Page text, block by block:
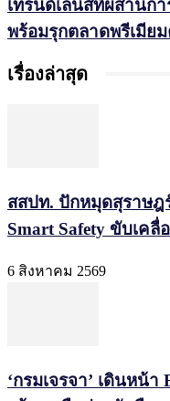
เทรนด์เลนส์ที่ผสานก
พร้อมรุกตลาดพรีเมีย
เรื่องล่าสุด
สสปท. ปักหมุดสุราษฎ
Smart Safety ขับเคลื่
6 สิงหาคม 2569
‘กรมเจรจา’ เดินหน้